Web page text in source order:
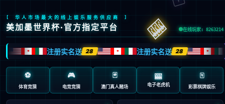
“/”应用程序中的服务器错误。
无法找到资源。
说明:
HTTP 404。您正在查找的资源(或者它的一个依赖项)可能已被移除，或其名称已更
改，或暂时不可用。请检查以下 URL 并确保其拼写正确。
请求的 URL: